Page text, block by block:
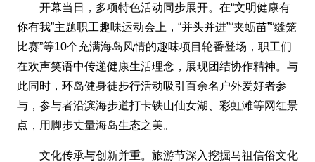
开幕当日，多项特色活动同步展开。在“文明健康有
你有我”主题职工趣味运动会上，“并头并进”“夹蛎苗”“缝笼
比赛”等10个充满海岛风情的趣味项目轮番登场，职工们
在欢声笑语中传递健康生活理念，展现团结协作精神。与
此同时，环岛健身徒步行活动吸引百余名户外爱好者参
与，参与者沿滨海步道打卡铁山仙女湖、彩虹滩等网红景
点，用脚步丈量海岛生态之美。
文化传承与创新并重。旅游节深入挖掘马祖信俗文化